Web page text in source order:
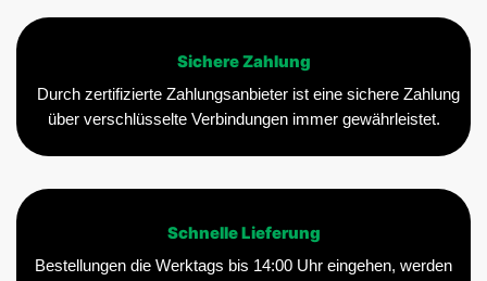
Sichere Zahlung
Durch zertifizierte Zahlungsanbieter ist eine sichere Zahlung
über verschlüsselte Verbindungen immer gewährleistet.
Schnelle Lieferung
Bestellungen die Werktags bis 14:00 Uhr eingehen, werden